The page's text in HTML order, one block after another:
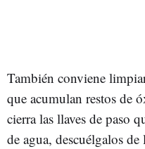
También conviene
que acumulan restos de
cierra las llaves de paso
de agua, descuélgalos